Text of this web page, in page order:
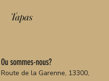
Tapas
Ou sommes-nous?
Route de la Garenne, 13300,